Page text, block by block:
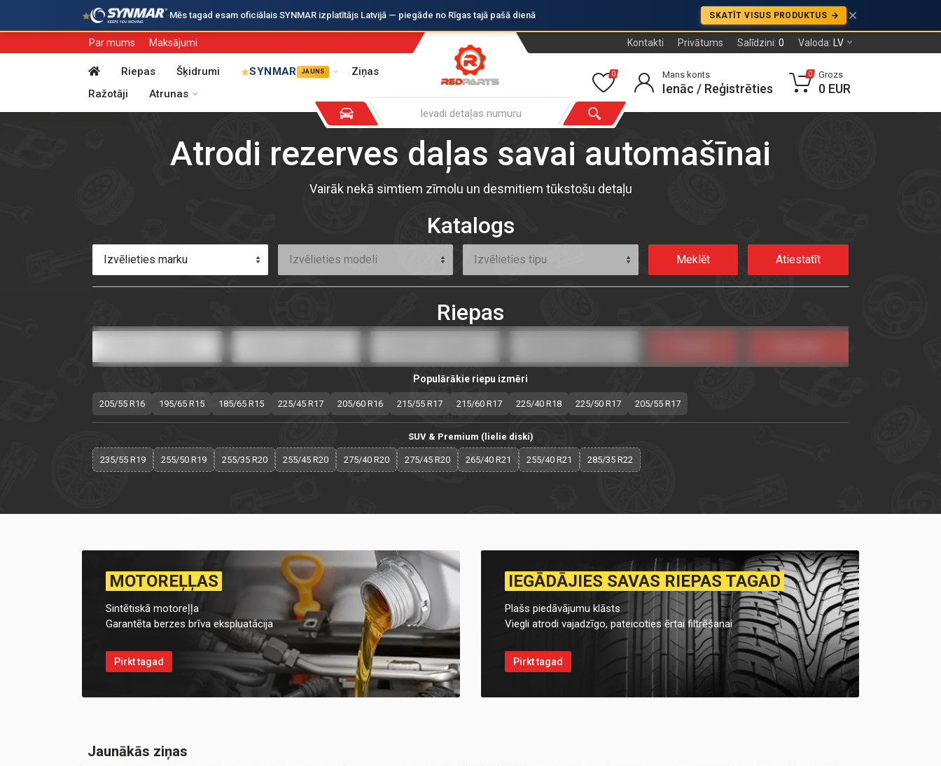
·Mēs tagad esam oficiālais SYNMAR izplatītājs Latvijā — piegāde no Rīgas tajā pašā dienā SKATĪT VISUS PRODUKTUS
Par mums Maksājumi Kontakti Privātums Salīdzini: 0 Valoda: LV
Riepas Šķidrumi SYNMAR JAUNS
Ziņas
Ražotāji
Atrunas
0 Mans konts
Ienāc / Reģistrēties
0 Grozs
0 EUR
Atrodi rezerves daļas savai automašīnai
Vairāk nekā simtiem zīmolu un desmitiem tūkstošu detaļu
Katalogs
Izvēlieties marku Izvēlieties modeli Izvēlieties tipu
Riepas
Populārākie riepu izmēri
205/55 R16 195/65 R15 185/65 R15 225/45 R17 205/60 R16 215/55 R17 215/60 R17 225/40 R18 225/50 R17 205/55 R17
SUV & Premium (lielie diski)
235/55 R19 255/50 R19 255/35 R20 255/45 R20 275/40 R20 275/45 R20 265/40 R21 255/40 R21 285/35 R22
MOTOREĻĻAS
Sintētiskā motoreļļa
Garantēta berzes brīva ekspluatācija
Pirkt tagad
IEGĀDĀJIES SAVAS RIEPAS TAGAD
Plašs piedāvājumu klāsts
Viegli atrodi vajadzīgo, pateicoties ērtai filtrēšanai
Pirkt tagad
Jaunākās ziņas